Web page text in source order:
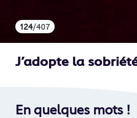
124/407
J’adopte la
En quelques mots !